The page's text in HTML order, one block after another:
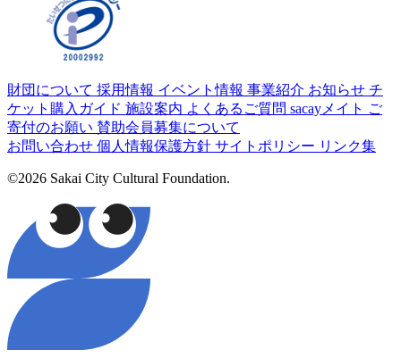
財団について 採用情報 イベント情報 事業紹介 お知らせ チ
ケット購入ガイド 施設案内 よくあるご質問 sacayメイト ご
寄付のお願い 賛助会員募集について
お問い合わせ 個人情報保護方針 サイトポリシー リンク集
©2026 Sakai City Cultural Foundation.